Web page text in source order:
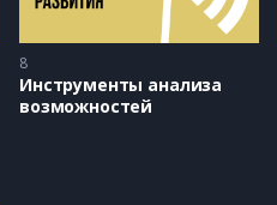
8
Инструменты анализа
возможностей